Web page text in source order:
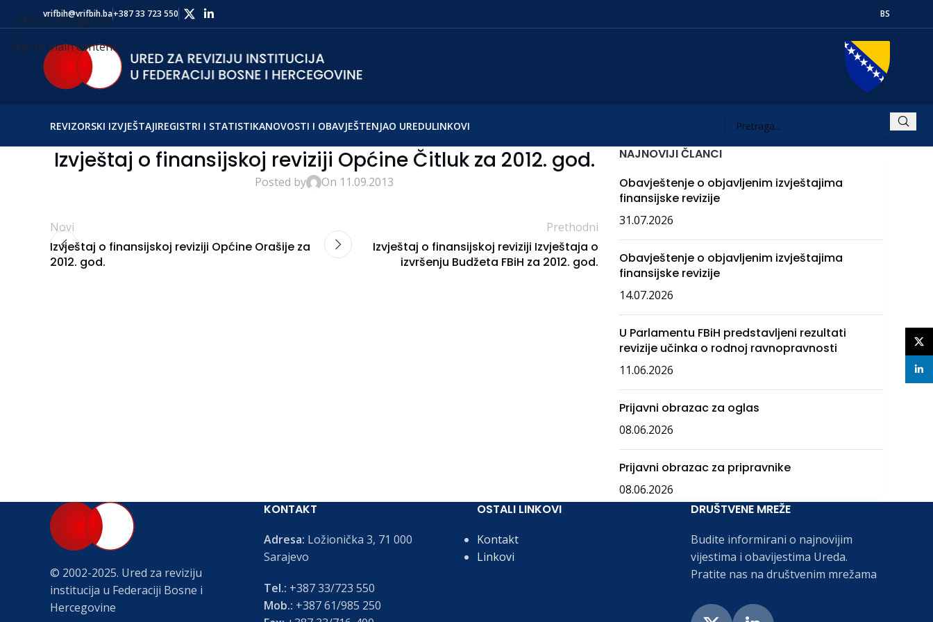
Skip to navigation
Skip to main content
vrifbih@vrifbih.ba+387 33 723 550 BS
REVIZORSKI IZVJEŠTAJIREGISTRI I STATISTIKANOVOSTI I OBAVJEŠTENJAO UREDULINKOVI
Izvještaj o finansijskoj reviziji Općine Čitluk za 2012. god.
Posted by On 11.09.2013
Novi
Izvještaj o finansijskoj reviziji Općine Orašije za
2012. god.
Prethodni
Izvještaj o finansijskoj reviziji Izvještaja o
izvršenju Budžeta FBiH za 2012. god.
NAJNOVIJI ČLANCI
Obavještenje o objavljenim izvještajima
finansijske revizije
31.07.2026
Obavještenje o objavljenim izvještajima
finansijske revizije
14.07.2026
U Parlamentu FBiH predstavljeni rezultati
revizije učinka o rodnoj ravnopravnosti
11.06.2026
Prijavni obrazac za oglas
08.06.2026
Prijavni obrazac za pripravnike
08.06.2026
© 2002-2025. Ured za reviziju
institucija u Federaciji Bosne i
Hercegovine
KONTAKT
Adresa: Ložionička 3, 71 000
Sarajevo
Tel.: +387 33/723 550
Mob.: +387 61/985 250
OSTALI LINKOVI
Kontakt
Linkovi
DRUŠTVENE MREŽE
Budite informirani o najnovijim
vijestima i obavijestima Ureda.
Pratite nas na društvenim mrežama